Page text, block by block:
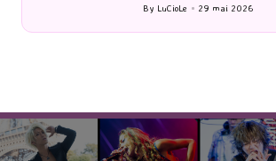
Posted
by
By LuCioLe 27 mai 2026